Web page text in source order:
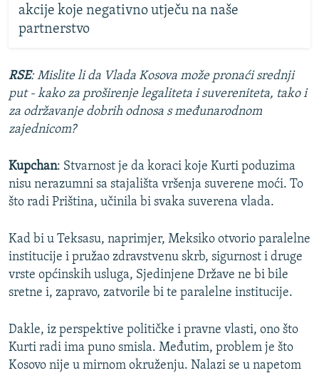
akcije koje negativno utječu na naše
partnerstvo
RSE: Mislite li da Vlada Kosova može pronaći srednji
put - kako za proširenje legaliteta i suvereniteta, tako i
za održavanje dobrih odnosa s međunarodnom
zajednicom?
Kupchan: Stvarnost je da koraci koje Kurti poduzima
nisu nerazumni sa stajališta vršenja suverene moći. To
što radi Priština, učinila bi svaka suverena vlada.
Kad bi u Teksasu, naprimjer, Meksiko otvorio paralelne
institucije i pružao zdravstvenu skrb, sigurnost i druge
vrste općinskih usluga, Sjedinjene Države ne bi bile
sretne i, zapravo, zatvorile bi te paralelne institucije.
Dakle, iz perspektive političke i pravne vlasti, ono što
Kurti radi ima puno smisla. Međutim, problem je što
Kosovo nije u mirnom okruženju. Nalazi se u napetom